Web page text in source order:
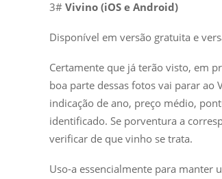
3# Vivino (iOS e Android)
Disponível em versão gratuita e
Certamente que já terão visto, em
boa parte dessas fotos vai parar
indicação de ano, preço médio,
identificado. Se porventura a
verificar de que vinho se trata.
Uso-a essencialmente para manter